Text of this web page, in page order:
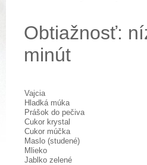
Obtiažnosť:
minút
Vajcia
Hladká múka
Prášok do pečiva
Cukor krystal
Cukor múčka
Maslo (studené)
Mlieko
Jablko zelené